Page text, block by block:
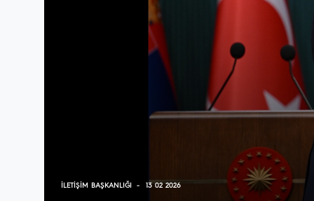
İLETIŞIM BAŞKANLIĞI 13 02 2026